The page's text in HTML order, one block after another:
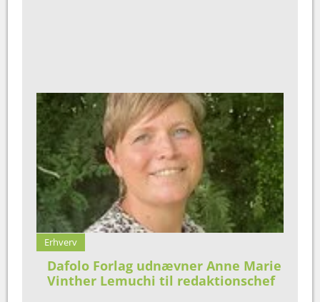
Erhverv
Dafolo Forlag udnævner Anne Marie
Vinther Lemuchi til redaktionschef